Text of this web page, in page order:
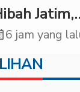
Jatim,
Etik-
6 jam yang